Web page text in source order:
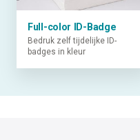
Full-color ID-Badge
Bedruk zelf tijdelijke ID-
badges in kleur